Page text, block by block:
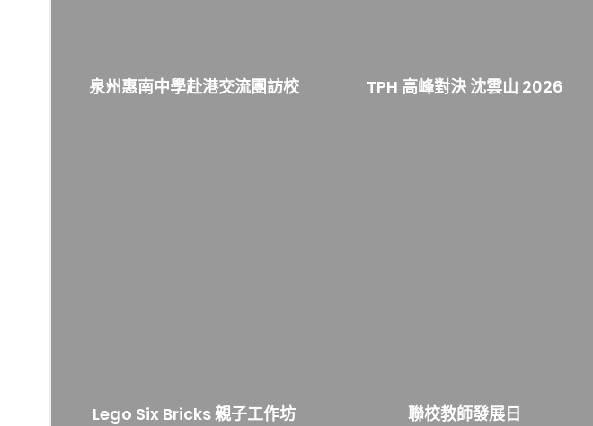
泉州惠南中學赴港交流團訪校 TPH 高峰對決 沈雲山 2026
Lego Six Bricks 親子工作坊 聯校教師發展日